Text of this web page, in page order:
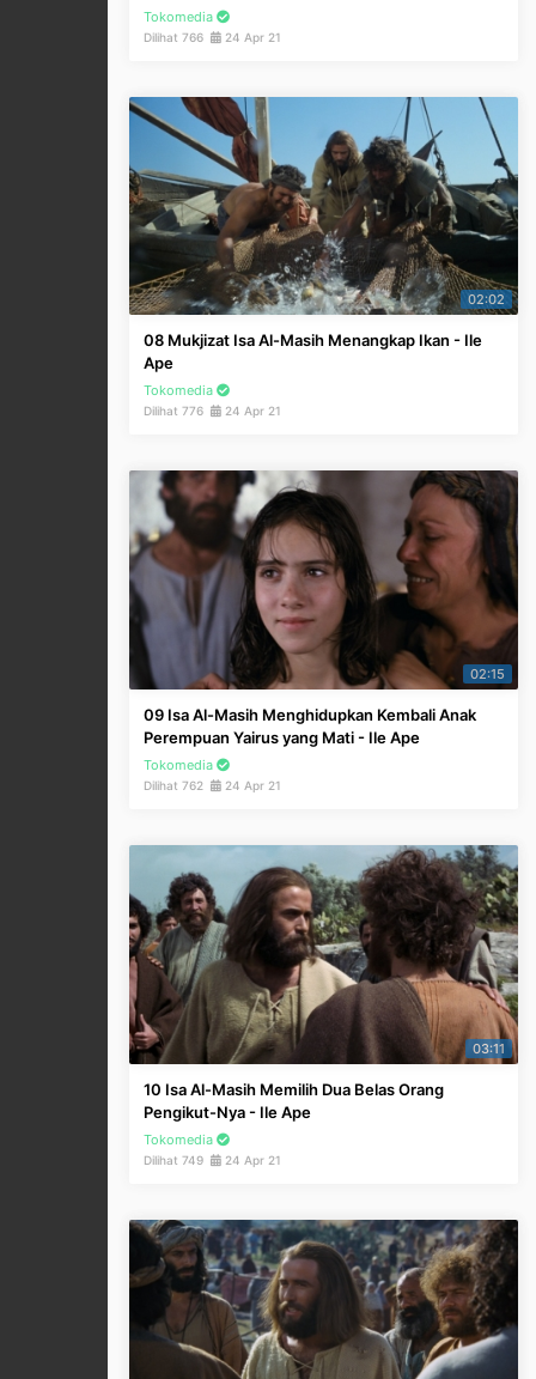
Tokomedia
Dilihat 766 24 Apr 21
02:02
08 Mukjizat Isa Al-Masih Menangkap Ikan - Ile
Ape
Tokomedia
Dilihat 776 24 Apr 21
02:15
09 Isa Al-Masih Menghidupkan Kembali Anak
Perempuan Yairus yang Mati - Ile Ape
Tokomedia
Dilihat 762 24 Apr 21
03:11
10 Isa Al-Masih Memilih Dua Belas Orang
Pengikut-Nya - Ile Ape
Tokomedia
Dilihat 749 24 Apr 21